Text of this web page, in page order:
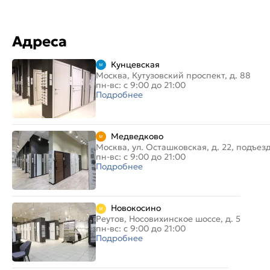
Адреса
Кунцевская
Москва, Кутузовский проспект, д. 88
пн-вс: с 9:00 до 21:00
Подробнее
Медведково
Москва, ул. Осташковская, д. 22,
пн-вс: с 9:00 до 21:00
Подробнее
Новокосино
Реутов, Носовихинское шоссе, д. 5
пн-вс: с 9:00 до 21:00
Подробнее